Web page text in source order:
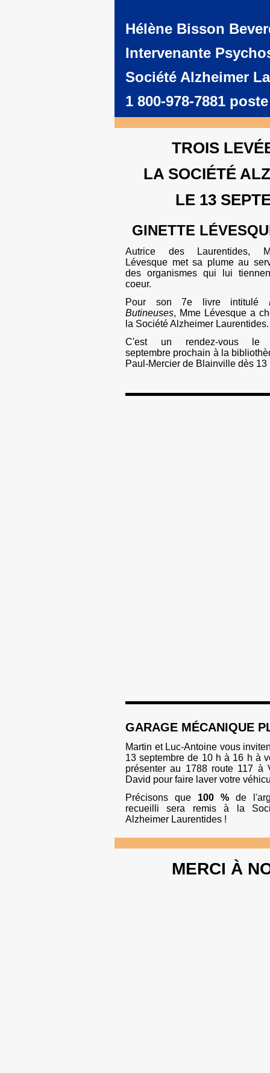
Hélène Bisson
Intervenante
Société Alzheimer
1 800-978-7881
TROIS
LA SOCIÉTÉ
LE 13
GINETTE
Autrice des Laurentides,
Lévesque met sa plume au
des organismes qui lui
coeur.
Pour son 7e livre intitulé
Butineuses, Mme Lévesque a
la Société Alzheimer Laurentides.
C'est un rendez-vous le
septembre prochain à la
Paul-Mercier de Blainville dès 13
GARAGE MÉCANIQUE
Martin et Luc-Antoine vous
13 septembre de 10 h à 16 h à
présenter au 1788 route 117 à
David pour faire laver votre
Précisons que 100 % de
recueilli sera remis à la
Alzheimer Laurentides !
MERCI À